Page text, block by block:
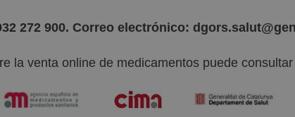
272 900. Correo electrónico:
la venta online de medicamentos puede